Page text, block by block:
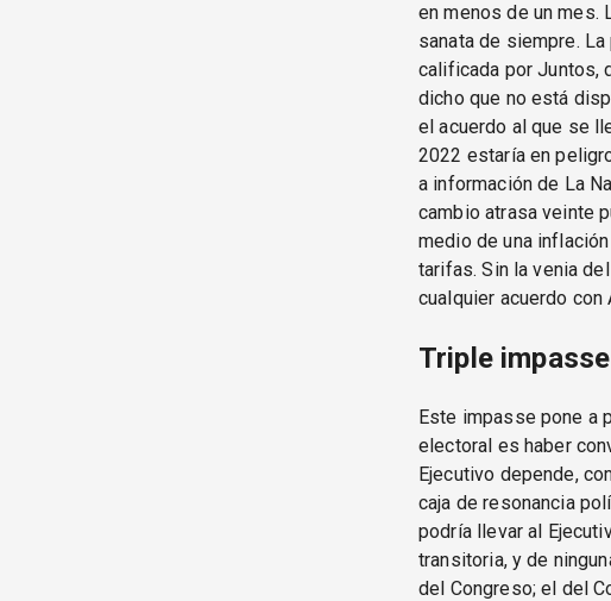
en menos de un mes.
sanata de siempre.
calificada por Juntos,
dicho que no está
el acuerdo al que se
2022 estaría en
a información de La
cambio atrasa veinte
medio de una
tarifas. Sin la venia
cualquier acuerdo con
Triple impasse
Este impasse pone a
electoral es haber
Ejecutivo depende,
caja de resonancia
podría llevar al
transitoria, y de
del Congreso; el del